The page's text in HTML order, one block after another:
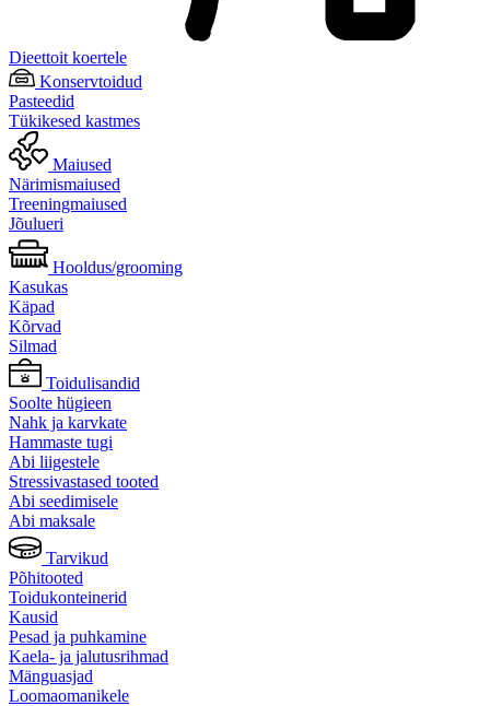
Dieettoit koertele
Konservtoidud
Pasteedid
Tükikesed kastmes
Maiused
Närimismaiused
Treeningmaiused
Jõulueri
Hooldus/grooming
Kasukas
Käpad
Kõrvad
Silmad
Toidulisandid
Soolte hügieen
Nahk ja karvkate
Hammaste tugi
Abi liigestele
Stressivastased tooted
Abi seedimisele
Abi maksale
Tarvikud
Põhitooted
Toidukonteinerid
Kausid
Pesad ja puhkamine
Kaela- ja jalutusrihmad
Mänguasjad
Loomaomanikele